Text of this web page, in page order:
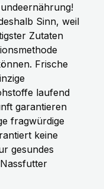
Sinn, weil
Zutaten
Frische
laufend
garantieren
fragwürdige
keine
gesundes